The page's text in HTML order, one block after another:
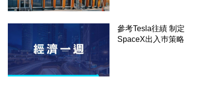
參考Tesla往績 制定
SpaceX出入巿策略